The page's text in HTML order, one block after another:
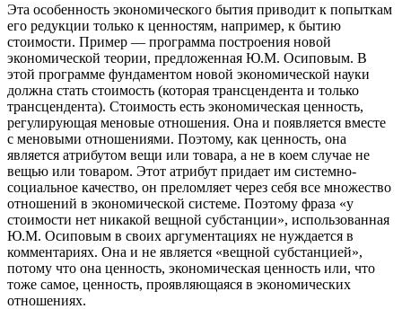
Эта особенность экономического бытия приводит к попыткам
его редукции только к ценностям, например, к бытию
стоимости. Пример — программа построения новой
экономической теории, предложенная Ю.М. Осиповым. В
этой программе фундаментом новой экономической науки
должна стать стоимость (которая трансцендента и только
трансцендента). Стоимость есть экономическая ценность,
регулирующая меновые отношения. Она и появляется вместе
с меновыми отношениями. Поэтому, как ценность, она
является атрибутом вещи или товара, а не в коем случае не
вещью или товаром. Этот атрибут придает им системно-
социальное качество, он преломляет через себя все множество
отношений в экономической системе. Поэтому фраза «у
стоимости нет никакой вещной субстанции», использованная
Ю.М. Осиповым в своих аргументациях не нуждается в
комментариях. Она и не является «вещной субстанцией»,
потому что она ценность, экономическая ценность или, что
тоже самое, ценность, проявляющаяся в экономических
отношениях.